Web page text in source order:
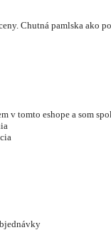
Chutná pamlska ako
v tomto eshope a som